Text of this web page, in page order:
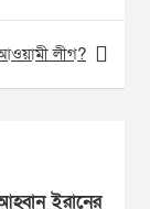
আওয়ামী লীগ?
ইরানের